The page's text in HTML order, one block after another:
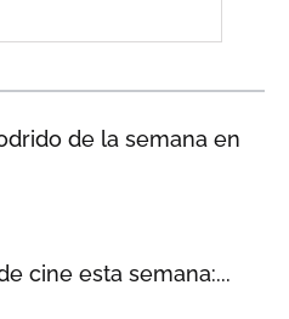
de la semana en
cine esta semana:...